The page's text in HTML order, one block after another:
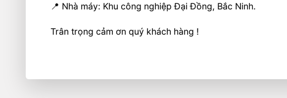
📍 Nhà máy: Khu công nghiệp Đại Đồng, Bắc Ninh.
Trân trọng cảm ơn quý khách hàng !